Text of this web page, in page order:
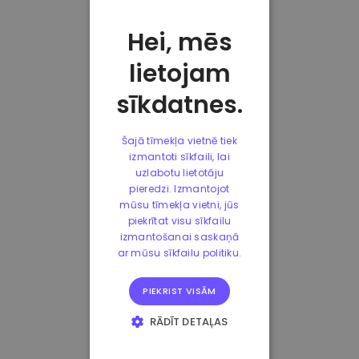
Hei, mēs
lietojam
sīkdatnes.
Šajā tīmekļa vietnē tiek
izmantoti sīkfaili, lai
uzlabotu lietotāju
pieredzi. Izmantojot
mūsu tīmekļa vietni, jūs
piekrītat visu sīkfailu
izmantošanai saskaņā
ar mūsu sīkfailu politiku.
PIEKRIST VISĀM
RĀDĪT DETAĻAS